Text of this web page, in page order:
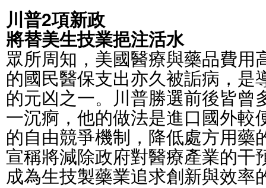
川普2項新政
將替美生技業挹注活水
眾所周知，美國醫療與藥品費用
的國民醫保支出亦久被詬病，是
的元凶之一。川普勝選前後皆曾
一沉痾，他的做法是進口國外較
的自由競爭機制，降低處方用藥
宣稱將減除政府對醫療產業的干
成為生技製藥業追求創新與效率